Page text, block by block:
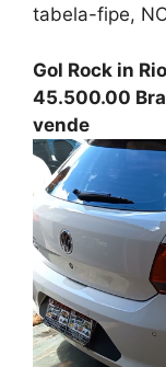
tabela-fipe,
Gol Rock in
45.500.00
vende